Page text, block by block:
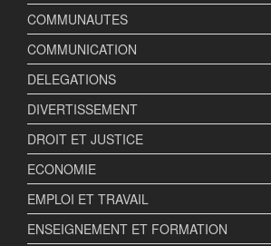
COMMUNAUTES
COMMUNICATION
DELEGATIONS
DIVERTISSEMENT
DROIT ET JUSTICE
ECONOMIE
EMPLOI ET TRAVAIL
ENSEIGNEMENT ET FORMATION